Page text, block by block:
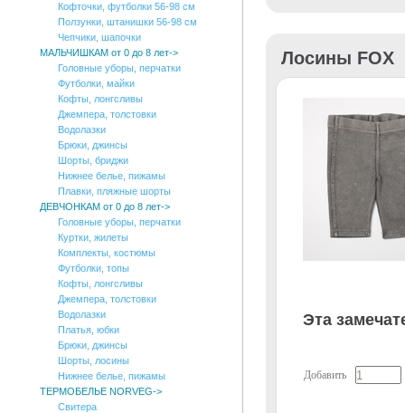
Кофточки, футболки 56-98 см
Ползунки, штанишки 56-98 см
Чепчики, шапочки
МАЛЬЧИШКАМ от 0 до 8 лет->
Головные уборы, перчатки
Футболки, майки
Кофты, лонгсливы
Джемпера, толстовки
Водолазки
Брюки, джинсы
Шорты, бриджи
Нижнее белье, пижамы
Плавки, пляжные шорты
ДЕВЧОНКАМ от 0 до 8 лет->
Головные уборы, перчатки
Куртки, жилеты
Комплекты, костюмы
Футболки, топы
Кофты, лонгсливы
Джемпера, толстовки
Водолазки
Платья, юбки
Брюки, джинсы
Шорты, лосины
Нижнее белье, пижамы
ТЕРМОБЕЛЬЕ NORVEG->
Свитера
Лосины FOX
Эта
Добавить